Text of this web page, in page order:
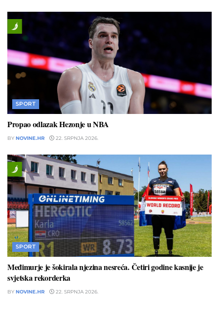
SPORT
Propao odlazak Hezonje u NBA
BY NOVINE.HR 22. SRPNJA 2026.
SPORT
Međimurje je šokirala njezina nesreća. Četiri godine kasnije je
svjetska rekorderka
BY NOVINE.HR 22. SRPNJA 2026.